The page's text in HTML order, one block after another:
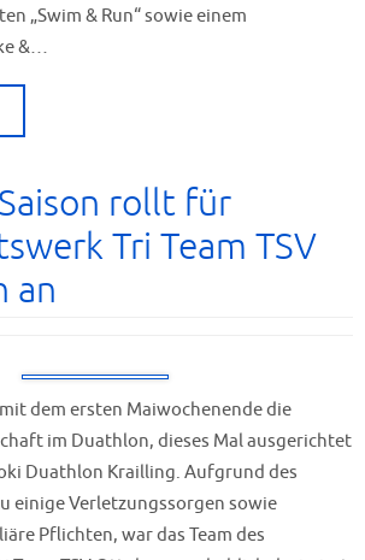
„Swim & Run“ sowie einem
&…
rollt für
Tri Team TSV
an
dem ersten Maiwochenende die
im Duathlon, dieses Mal ausgerichtet
Duathlon Krailling. Aufgrund des
einige Verletzungssorgen sowie
Pflichten, war das Team des